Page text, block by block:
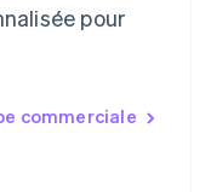
pour
commerciale